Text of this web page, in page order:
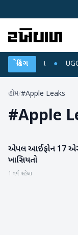
બ્રેકિંગ
ડેટા પ્લાન ● UGC-
હોમ/#Apple Leaks
#Apple
ગેજેટ
એપલ આઈફોન 17 એર
ખાસિયતો
1 વર્ષ પહેલા